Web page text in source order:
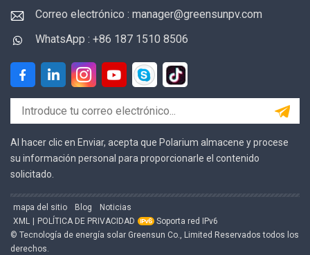
Correo electrónico : manager@greensunpv.com
WhatsApp : +86 187 1510 8506
Al hacer clic en Enviar, acepta que Polarium almacene y procese
su información personal para proporcionarle el contenido
solicitado.
mapa del sitio Blog
Noticias
XML | POLÍTICA DE PRIVACIDAD
Soporta red IPv6
© Tecnología de energía solar Greensun Co., Limited Reservados todos los
derechos.